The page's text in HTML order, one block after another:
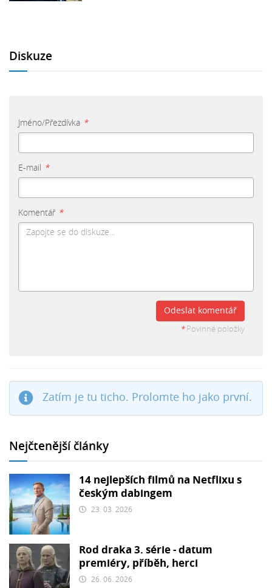
Diskuze
Jméno/Přezdívka *
E-mail *
Komentář *
Odeslat komentář
*Povinné položky
Zatím je tu ticho. Prolomte ho jako první.
Nejčtenější články
14 nejlepších filmů na Netflixu s
českým dabingem
23. 03. 2026
Rod draka 3. série - datum
premiéry, příběh, herci
26. 06. 2026